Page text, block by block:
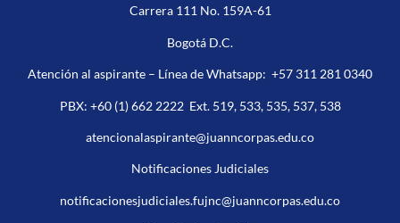
Carrera 111 No. 159A-61
Bogotá D.C.
Atención al aspirante – Línea de Whatsapp: +57 311 281 0340
PBX: +60 (1) 662 2222Ext. 519, 533, 535, 537, 538
atencionalaspirante@juanncorpas.edu.co
Notificaciones Judiciales
notificacionesjudiciales.fujnc@juanncorpas.edu.co